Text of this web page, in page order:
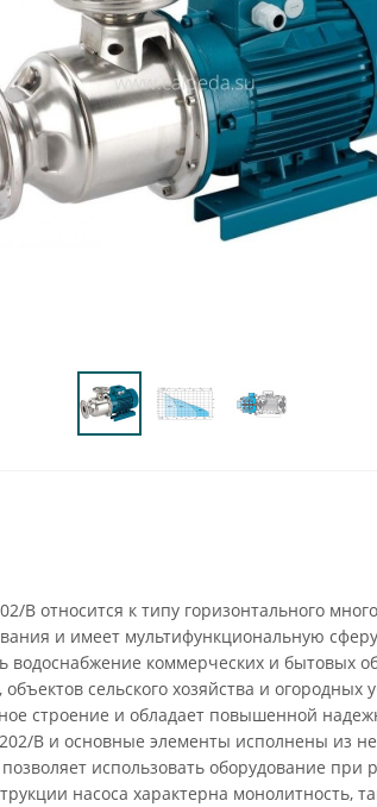
B относится к типу горизонтального
и имеет мультифункциональную
водоснабжение коммерческих и бытовых
сельского хозяйства и огородных
строение и обладает повышенной
B и основные элементы исполнены из
позволяет использовать оборудование при
насоса характерна монолитность,